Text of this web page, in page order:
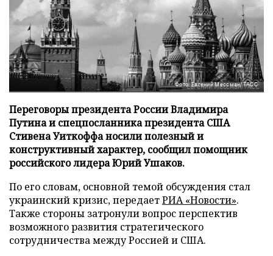
Фото: Евгений Мессман/ТАСС
Переговоры президента России Владимира
Путина и спецпосланника президента США
Стивена Уиткоффа носили полезный и
конструктивный характер, сообщил помощник
российского лидера Юрий Ушаков.
По его словам, основной темой обсуждения стал
украинский кризис, передаетРИА «Новости».
Также стороны затронули вопрос перспектив
возможного развития стратегического
сотрудничества между Россией и США.